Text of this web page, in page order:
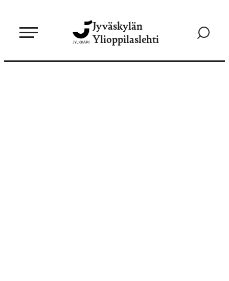
sisältöön
Jyväskylän
Ylioppilaslehti
Siirry